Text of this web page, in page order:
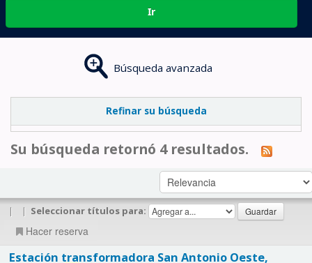
Ir
Búsqueda avanzada
Refinar su búsqueda
Su búsqueda retornó 4 resultados.
| | Seleccionar títulos para:
Hacer reserva
Estación transformadora San Antonio Oeste,